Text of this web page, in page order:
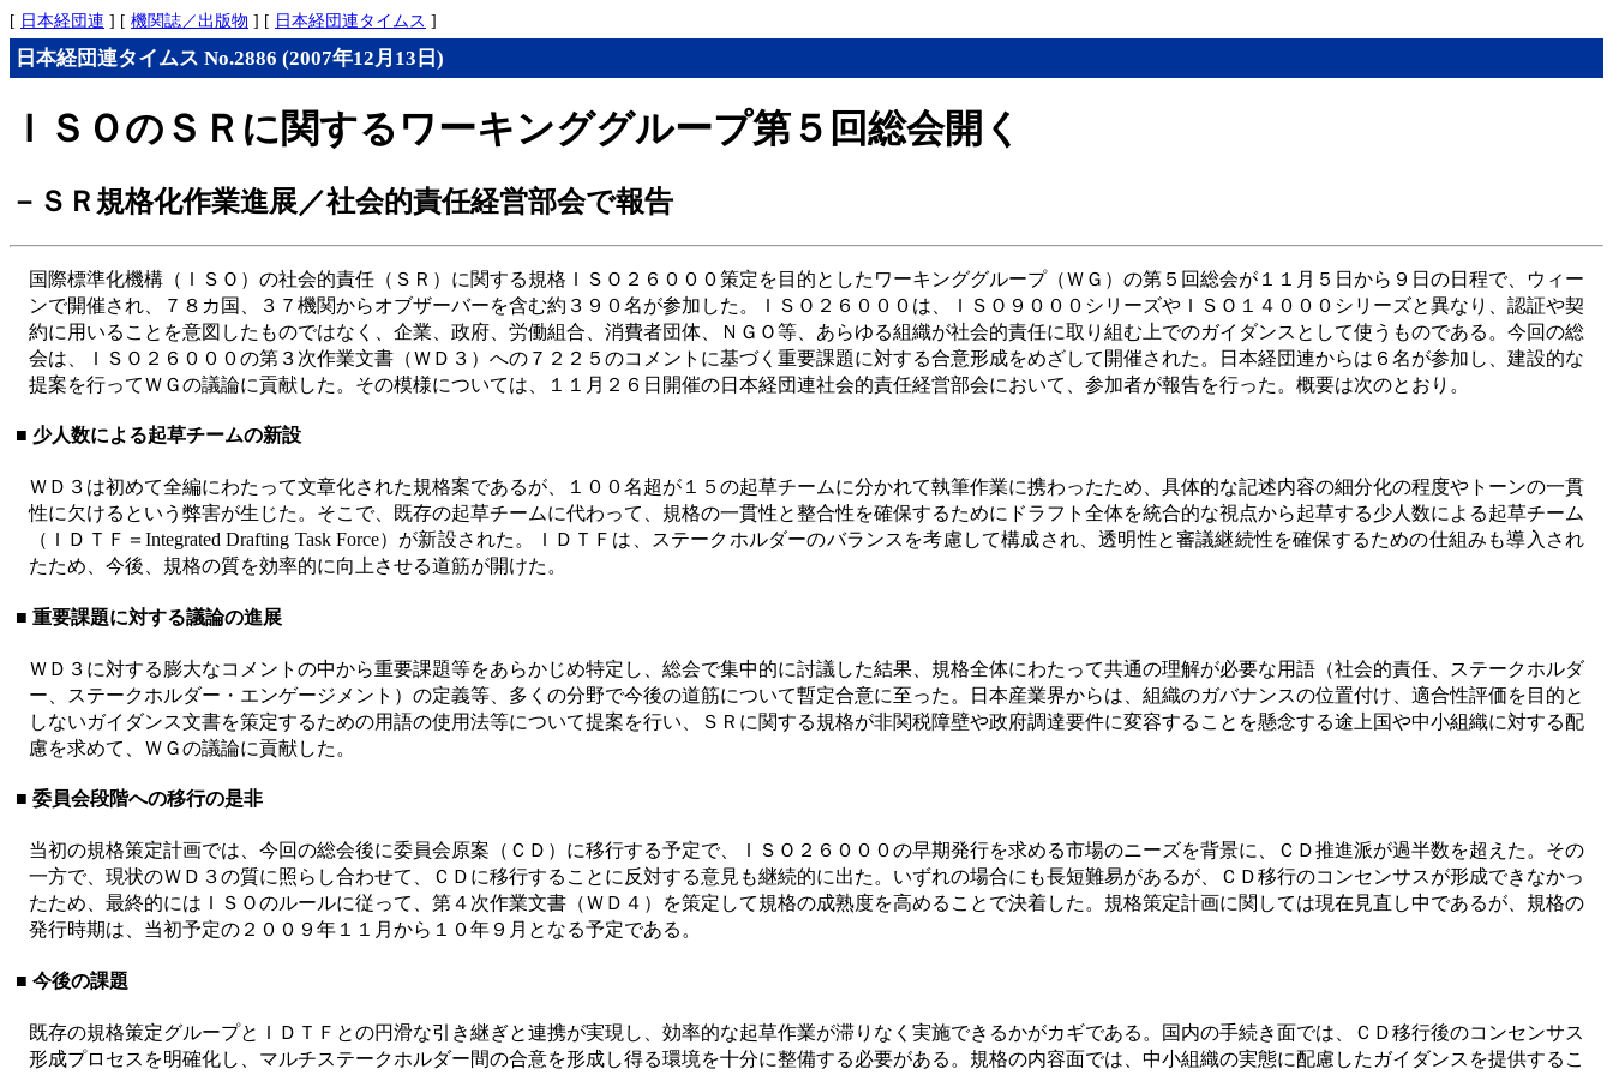
[ 日本経団連 ] [ 機関誌／出版物 ] [ 日本経団連タイムス ]
日本経団連タイムス No.2886 (2007年12月13日)
ＩＳＯのＳＲに関するワーキンググループ第５回総会開く
－ＳＲ規格化作業進展／社会的責任経営部会で報告
国際標準化機構（ＩＳＯ）の社会的責任（ＳＲ）に関する規格ＩＳＯ２６０００策定を目的としたワーキンググループ（ＷＧ）の第５回総会が１１月５日から９日の日程で、ウィー
ンで開催され、７８カ国、３７機関からオブザーバーを含む約３９０名が参加した。ＩＳＯ２６０００は、ＩＳＯ９０００シリーズやＩＳＯ１４０００シリーズと異なり、認証や契
約に用いることを意図したものではなく、企業、政府、労働組合、消費者団体、ＮＧＯ等、あらゆる組織が社会的責任に取り組む上でのガイダンスとして使うものである。今回の総
会は、ＩＳＯ２６０００の第３次作業文書（ＷＤ３）への７２２５のコメントに基づく重要課題に対する合意形成をめざして開催された。日本経団連からは６名が参加し、建設的な
提案を行ってＷＧの議論に貢献した。その模様については、１１月２６日開催の日本経団連社会的責任経営部会において、参加者が報告を行った。概要は次のとおり。
■ 少人数による起草チームの新設
ＷＤ３は初めて全編にわたって文章化された規格案であるが、１００名超が１５の起草チームに分かれて執筆作業に携わったため、具体的な記述内容の細分化の程度やトーンの一貫
性に欠けるという弊害が生じた。そこで、既存の起草チームに代わって、規格の一貫性と整合性を確保するためにドラフト全体を統合的な視点から起草する少人数による起草チーム
（ＩＤＴＦ＝Integrated Drafting Task Force）が新設された。ＩＤＴＦは、ステークホルダーのバランスを考慮して構成され、透明性と審議継続性を確保するための仕組みも導入され
たため、今後、規格の質を効率的に向上させる道筋が開けた。
■ 重要課題に対する議論の進展
ＷＤ３に対する膨大なコメントの中から重要課題等をあらかじめ特定し、総会で集中的に討議した結果、規格全体にわたって共通の理解が必要な用語（社会的責任、ステークホルダ
ー、ステークホルダー・エンゲージメント）の定義等、多くの分野で今後の道筋について暫定合意に至った。日本産業界からは、組織のガバナンスの位置付け、適合性評価を目的と
しないガイダンス文書を策定するための用語の使用法等について提案を行い、ＳＲに関する規格が非関税障壁や政府調達要件に変容することを懸念する途上国や中小組織に対する配
慮を求めて、ＷＧの議論に貢献した。
■ 委員会段階への移行の是非
当初の規格策定計画では、今回の総会後に委員会原案（ＣＤ）に移行する予定で、ＩＳＯ２６０００の早期発行を求める市場のニーズを背景に、ＣＤ推進派が過半数を超えた。その
一方で、現状のＷＤ３の質に照らし合わせて、ＣＤに移行することに反対する意見も継続的に出た。いずれの場合にも長短難易があるが、ＣＤ移行のコンセンサスが形成できなかっ
たため、最終的にはＩＳＯのルールに従って、第４次作業文書（ＷＤ４）を策定して規格の成熟度を高めることで決着した。規格策定計画に関しては現在見直し中であるが、規格の
発行時期は、当初予定の２００９年１１月から１０年９月となる予定である。
■ 今後の課題
既存の規格策定グループとＩＤＴＦとの円滑な引き継ぎと連携が実現し、効率的な起草作業が滞りなく実施できるかがカギである。国内の手続き面では、ＣＤ移行後のコンセンサス
形成プロセスを明確化し、マルチステークホルダー間の合意を形成し得る環境を十分に整備する必要がある。規格の内容面では、中小組織の実態に配慮したガイダンスを提供するこ